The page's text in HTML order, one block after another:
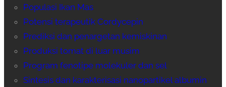
Populasi Ikan Mas
Potensi terapeutik Cordycepin
Prediksi dan penargetan kemiskinan
Produksi tomat di luar musim
Program fenotipe molekuler dan sel
Sintesis dan karakterisasi nanopartikel albumin